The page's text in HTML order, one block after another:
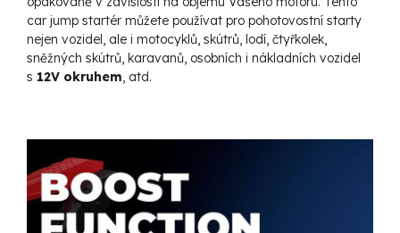
car jump startér můžete používat pro pohotovostní starty
nejen vozidel, ale i motocyklů, skútrů, lodí, čtyřkolek,
sněžných skútrů, karavanů, osobních i nákladních vozidel
s 12V okruhem, atd.